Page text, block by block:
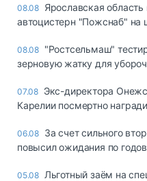
08.08 Ярославская
автоцистерн "Пожснаб" на
08.08 "Ростсельмаш"
зерновую жатку для
07.08 Экс-директора
Карелии посмертно
06.08 За счет сильного
повысил ожидания по
05.08 Льготный заём на